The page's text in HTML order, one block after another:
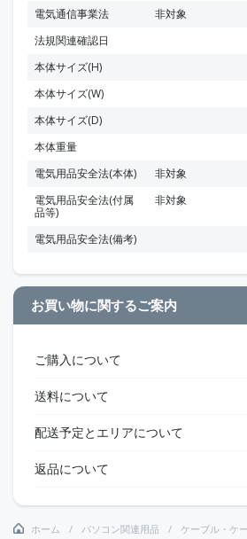
電気通信事業法
非対象
法規関連確認日
本体サイズ(H)
本体サイズ(W)
本体サイズ(D)
本体重量
電気用品安全法(本体)
非対象
電気用品安全法(付属
品等)
非対象
電気用品安全法(備考)
お買い物に関するご案内
ご購入について
送料について
配送予定とエリアについて
返品について
ホーム パソコン関連用品 ケーブル・ケ